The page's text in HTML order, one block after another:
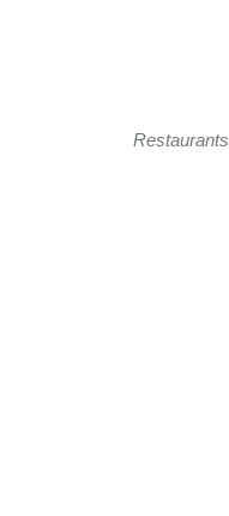
Restaurants